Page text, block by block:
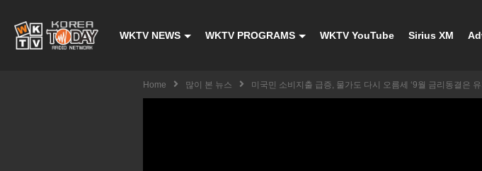
WKTV NEWS WKTV PROGRAMS WKTV YouTube Sirius XM
Home 많이 본 뉴스 미국민 소비지출 급증, 물가도 다시 오름세 ‘9월 금리동결은 유